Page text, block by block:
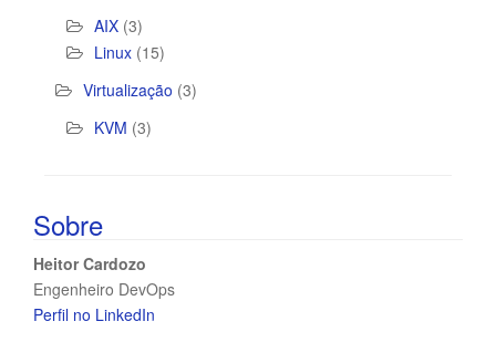
AIX (3)
Linux (15)
Virtualização (3)
KVM (3)
Sobre
Heitor Cardozo
Engenheiro DevOps
Perfil no LinkedIn